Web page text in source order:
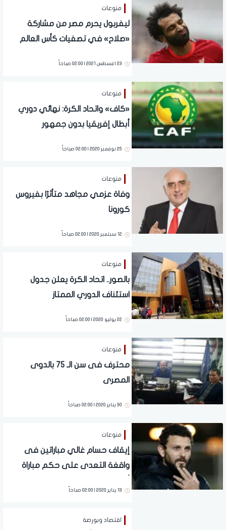
منوعات
ليفربول يحرم مصر من مشاركة
«صلاح» في تصفيات كأس العالم
23 اغسطس 2021 | 02:00 صباحاً
منوعات
«كاف» واتحاد الكرة: نهائي دوري
أبطال إفريقيا بدون جمهور
25 نوفمبر 2020 | 02:00 صباحاً
منوعات
وفاة عزمي مجاهد متأثرًا بفيروس
كورونا
12 سبتمبر 2020 | 02:00 صباحاً
منوعات
بالصور.. اتحاد الكرة يعلن جدول
استئناف الدوري الممتاز
22 يوليو 2020 | 02:00 صباحاً
منوعات
محترف فى سن الـ 75 بالدوى
المصرى
30 يناير 2020 | 02:00 صباحاً
منوعات
إيقاف حسام غالي مباراتين فى
واقغة التعدى على حكم مباراة
13 يناير 2020 | 02:00 صباحاً
اقتصاد وبورصة